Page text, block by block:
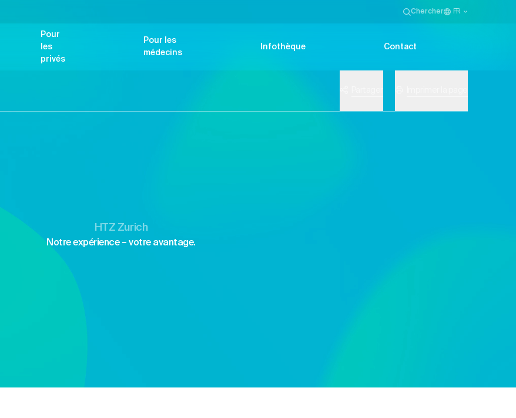
Chercher FR
Pour
les
privés
Pour les
médecins
Infothèque Contact
HTZ Zurich
Notre expérience – votre avantage.